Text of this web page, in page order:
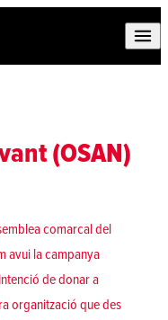
(OSAN)
comarcal del
avui la campanya
de donar a
organització que des